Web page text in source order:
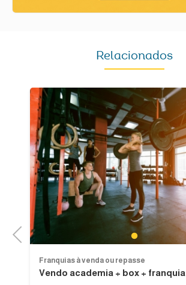
Relacionados
Previous 1
Franquias à venda ou repasse
Vendo academia + box + franquia